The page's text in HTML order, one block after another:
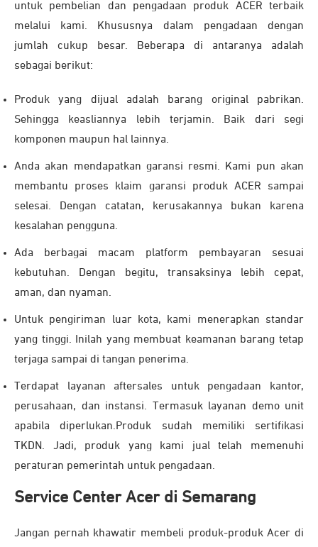
untuk pembelian dan pengadaan produk ACER terbaik
melalui kami. Khususnya dalam pengadaan dengan
jumlah cukup besar. Beberapa di antaranya adalah
sebagai berikut:
Produk yang dijual adalah barang original pabrikan.
Sehingga keasliannya lebih terjamin. Baik dari segi
komponen maupun hal lainnya.
Anda akan mendapatkan garansi resmi. Kami pun akan
membantu proses klaim garansi produk ACER sampai
selesai. Dengan catatan, kerusakannya bukan karena
kesalahan pengguna.
Ada berbagai macam platform pembayaran sesuai
kebutuhan. Dengan begitu, transaksinya lebih cepat,
aman, dan nyaman.
Untuk pengiriman luar kota, kami menerapkan standar
yang tinggi. Inilah yang membuat keamanan barang tetap
terjaga sampai di tangan penerima.
Terdapat layanan aftersales untuk pengadaan kantor,
perusahaan, dan instansi. Termasuk layanan demo unit
apabila diperlukan.Produk sudah memiliki sertifikasi
TKDN. Jadi, produk yang kami jual telah memenuhi
peraturan pemerintah untuk pengadaan.
Service Center Acer di Semarang
Jangan pernah khawatir membeli produk-produk Acer di